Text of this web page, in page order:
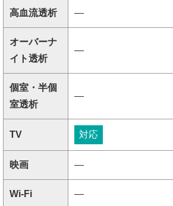
高血流透析 ―
オーバーナ
イト透析
―
個室・半個
室透析
―
TV 対応
映画 ―
Wi-Fi ―